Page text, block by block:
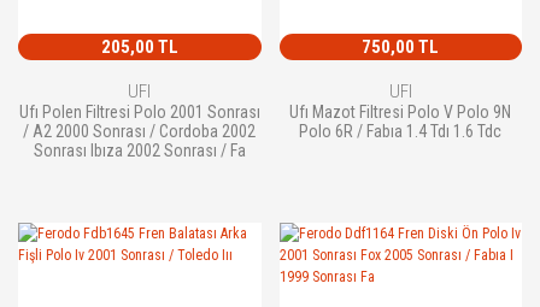
205,00 TL
UFI
Ufı Polen Filtresi Polo 2001 Sonrası
/ A2 2000 Sonrası / Cordoba 2002
Sonrası Ibıza 2002 Sonrası / Fa
750,00 TL
UFI
Ufı Mazot Filtresi Polo V Polo 9N
Polo 6R / Fabıa 1.4 Tdı 1.6 Tdc